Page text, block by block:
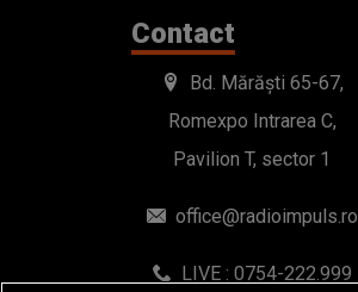
Contact
Bd. Mărăști 65-67,
Romexpo Intrarea C,
Pavilion T, sector 1
office@radioimpuls.ro
LIVE : 0754-222.999